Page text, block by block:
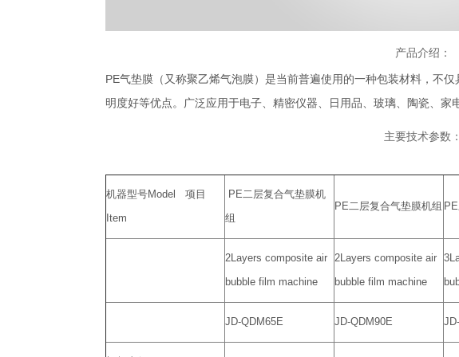
产品介绍：
PE气垫膜（又称聚乙烯气泡膜）是当前普遍使用的一种包装材料，不
明度好等优点。广泛应用于电子、精密仪器、日用品、玻璃、陶瓷、家
主要技术参数：
机器型号Model 项目
Item
PE二层复合气垫膜机
组
PE二层复合气垫膜机组
2Layers composite air
bubble film machine
2Layers composite air
bubble film machine
JD-QDM65E JD-QDM90E